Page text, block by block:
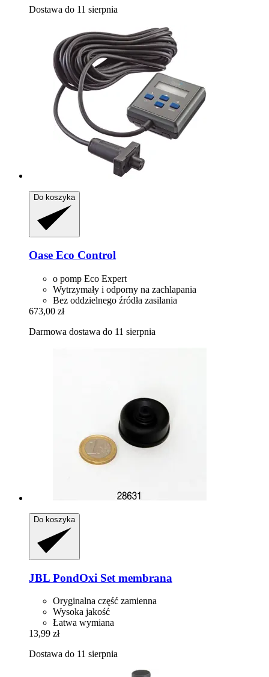
Dostawa do 11 sierpnia
Do koszyka
Oase Eco Control
o pomp Eco Expert
Wytrzymały i odporny na zachlapania
Bez oddzielnego źródła zasilania
673,00 zł
Darmowa dostawa do 11 sierpnia
Do koszyka
JBL PondOxi Set membrana
Oryginalna część zamienna
Wysoka jakość
Łatwa wymiana
13,99 zł
Dostawa do 11 sierpnia